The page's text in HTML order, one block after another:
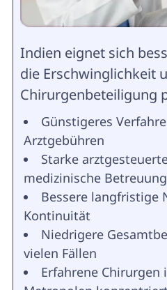
Indien eignet sich
die Erschwinglichkeit
Chirurgenbeteiligung
Günstigeres
Arztgebühren
Starke
medizinische Betreuung
Bessere langfristige
Kontinuität
Niedrigere
vielen Fällen
Erfahrene Chirurgen